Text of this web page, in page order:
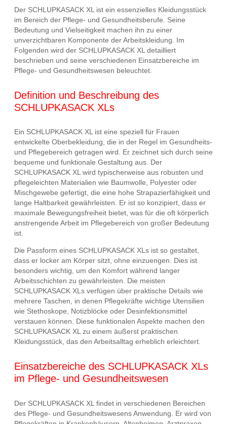
Der SCHLUPKASACK XL ist ein essenzielles Kleidungsstück
im Bereich der Pflege- und Gesundheitsberufe. Seine
Bedeutung und Vielseitigkeit machen ihn zu einer
unverzichtbaren Komponente der Arbeitskleidung. Im
Folgenden wird der SCHLUPKASACK XL detailliert
beschrieben und seine verschiedenen Einsatzbereiche im
Pflege- und Gesundheitswesen beleuchtet.
Definition und Beschreibung des
SCHLUPKASACK XLs
Ein SCHLUPKASACK XL ist eine speziell für Frauen
entwickelte Oberbekleidung, die in der Regel im Gesundheits-
und Pflegebereich getragen wird. Er zeichnet sich durch seine
bequeme und funktionale Gestaltung aus. Der
SCHLUPKASACK XL wird typischerweise aus robusten und
pflegeleichten Materialien wie Baumwolle, Polyester oder
Mischgewebe gefertigt, die eine hohe Strapazierfähigkeit und
lange Haltbarkeit gewährleisten. Er ist so konzipiert, dass er
maximale Bewegungsfreiheit bietet, was für die oft körperlich
anstrengende Arbeit im Pflegebereich von großer Bedeutung
ist.
Die Passform eines SCHLUPKASACK XLs ist so gestaltet,
dass er locker am Körper sitzt, ohne einzuengen. Dies ist
besonders wichtig, um den Komfort während langer
Arbeitsschichten zu gewährleisten. Die meisten
SCHLUPKASACK XLs verfügen über praktische Details wie
mehrere Taschen, in denen Pflegekräfte wichtige Utensilien
wie Stethoskope, Notizblöcke oder Desinfektionsmittel
verstauen können. Diese funktionalen Aspekte machen den
SCHLUPKASACK XL zu einem äußerst praktischen
Kleidungsstück, das den Arbeitsalltag erheblich erleichtert.
Einsatzbereiche des SCHLUPKASACK XLs
im Pflege- und Gesundheitswesen
Der SCHLUPKASACK XL findet in verschiedenen Bereichen
des Pflege- und Gesundheitswesens Anwendung. Er wird von